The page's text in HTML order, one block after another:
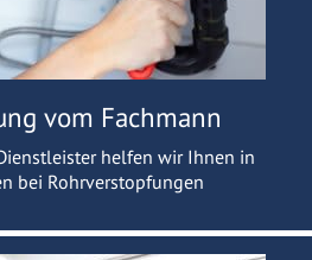
vom Fachmann
helfen wir Ihnen in
bei Rohrverstopfungen